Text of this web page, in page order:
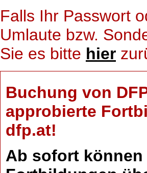
Falls Ihr Passwort
Umlaute bzw.
Sie es bitte hier
Buchung von
approbierte
dfp.at!
Ab sofort können